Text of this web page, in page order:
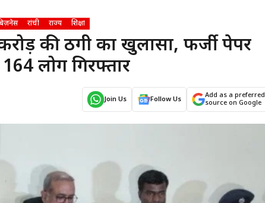
रांची राज्य शिक्षा
की ठगी का खुलासा, फर्जी पेपर
लोग गिरफ्तार
Join Us Follow Us
Add as a preferred
source on Google